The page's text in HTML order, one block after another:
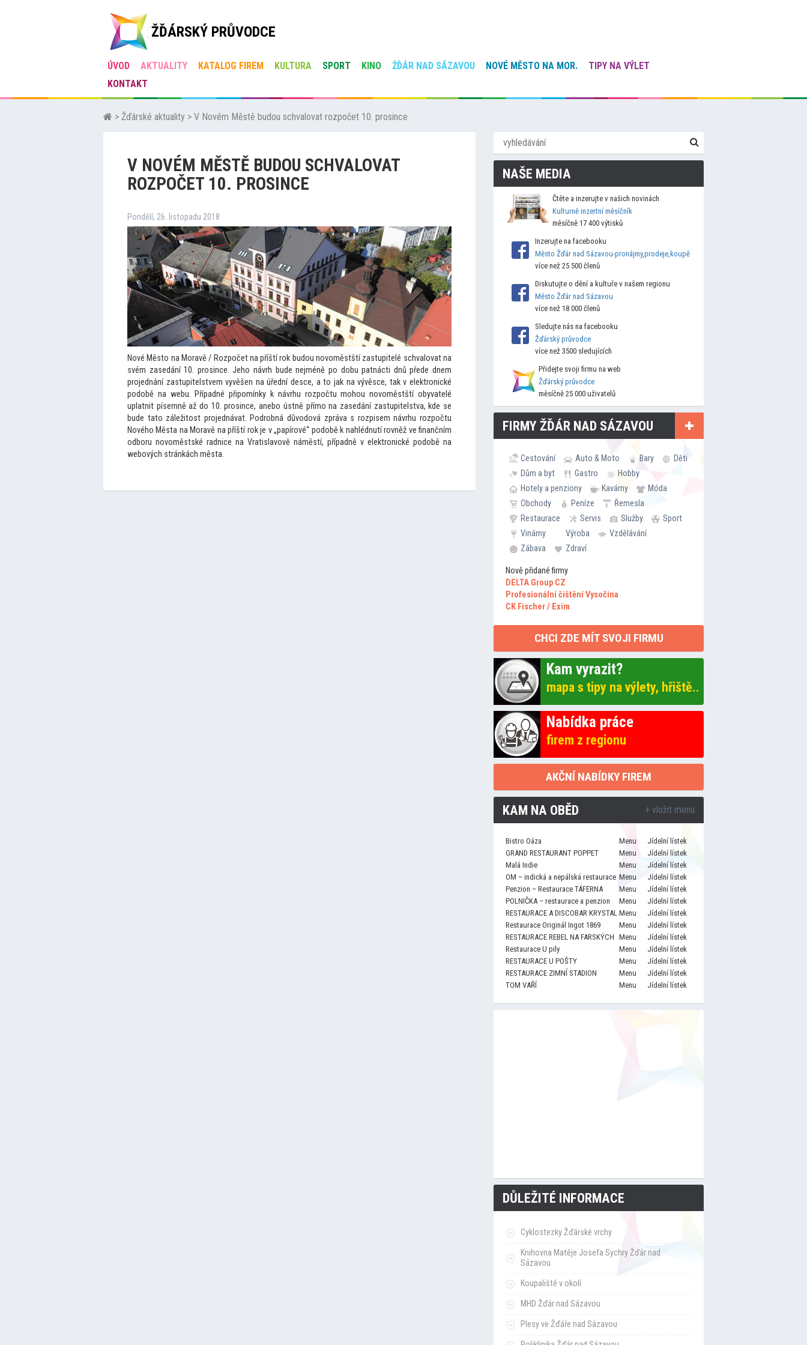
ŽĎÁRSKÝ PRŮVODCE
ÚVOD AKTUALITY KATALOG FIREM KULTURA SPORT KINO ŽĎÁR NAD SÁZAVOU NOVÉ MĚSTO NA MOR.
TIPY NA VÝLET
KONTAKT
> Žďárské aktuality > V Novém Městě budou schvalovat rozpočet 10. prosince
V NOVÉM MĚSTĚ BUDOU SCHVALOVAT
ROZPOČET 10. PROSINCE
Pondělí, 26. listopadu 2018
Nové Město na Moravě / Rozpočet na příští rok budou novoměstští zastupitelé schvalovat na
svém zasedání 10. prosince. Jeho návrh bude nejméně po dobu patnácti dnů přede dnem
projednání zastupitelstvem vyvěšen na úřední desce, ato jak na vývěsce, tak v elektronické
podobě na webu. Případné připomínky k návrhu rozpočtu mohou novoměstští obyvatelé
uplatnit písemně až do 10. prosince, anebo ústně přímo na zasedání zastupitelstva, kde se
bude tato záležitost projednávat. Podrobná důvodová zpráva s rozpisem návrhu rozpočtu
Nového Města na Moravě na příští rok je v „papírové“ podobě k nahlédnutí rovněž ve finančním
odboru novoměstské radnice na Vratislavově náměstí, případně v elektronické podobě na
webových stránkách města.
NAŠE MEDIA
Čtěte a inzerujte v našich novinách
Kulturně inzertní měsíčník
měsíčně 17 400 výtisků
Inzerujte na facebooku
Město Žďár nad Sázavou-pronájmy,prodeje,koupě
více než 25 500 členů
Diskutujte o dění a kultuře v našem regionu
Město Žďár nad Sázavou
více než 18 000 členů
Sledujte nás na facebooku
Žďárský průvodce
více než 3500 sledujících
Přidejte svoji firmu na web
Žďárský průvodce
měsíčně 25 000 uživatelů
FIRMY ŽĎÁR NAD SÁZAVOU
Cestování Auto & Moto Bary
Děti
Dům a byt
Gastro
Hobby
Hotely a penziony
Kavárny
Móda
Obchody
Peníze
Řemesla
Restaurace
Servis Služby
Sport
Vinárny
Výroba
Vzdělávání
Zábava
Zdraví
Nově přidané firmy
DELTA Group CZ
Profesionální čištění Vysočina
CK Fischer / Exim
CHCI ZDE MÍT SVOJI FIRMU
Kam vyrazit?
mapa s tipy na výlety, hřiště..
Nabídka práce
firem z regionu
AKČNÍ NABÍDKY FIREM
KAM NA OBĚD + vložit menu
Bistro Oáza Menu
Jídelní lístek
GRAND RESTAURANT POPPET
Menu
Jídelní lístek
Malá Indie
Menu
Jídelní lístek
OM – indická a nepálská restaurace Menu
Jídelní lístek
Penzion – Restaurace TÁFERNA
Menu
Jídelní lístek
POLNIČKA – restaurace a penzion
Menu
Jídelní lístek
RESTAURACE A DISCOBAR KRYSTAL Menu
Jídelní lístek
Restaurace Originál Ingot 1869
Menu
Jídelní lístek
RESTAURACE REBEL NA FARSKÝCH Menu
Jídelní lístek
Restaurace U pily
Menu
Jídelní lístek
RESTAURACE U POŠTY
Menu
Jídelní lístek
RESTAURACE ZIMNÍ STADION
Menu
Jídelní lístek
TOM VAŘÍ
Menu Jídelní lístek
DŮLEŽITÉ INFORMACE
Cyklostezky Žďárské vrchy
Knihovna Matěje Josefa Sychry Žďár nad
Sázavou
Koupaliště v okolí
MHD Žďár nad Sázavou
Plesy ve Žďáře nad Sázavou